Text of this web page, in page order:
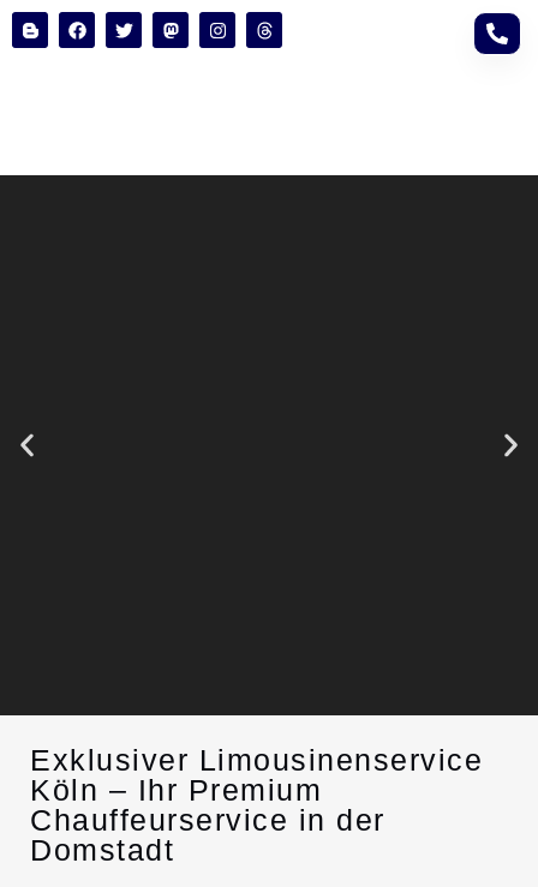
Chauffeurservice
Kontakt
Exklusiver Limousinenservice
Köln – Ihr Premium
Chauffeurservice in der
Domstadt